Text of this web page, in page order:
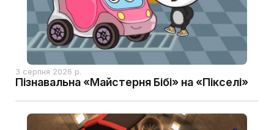
3 серпня 2026 р.
Пізнавальна «Майстерня Бібі» на «Пікселі»